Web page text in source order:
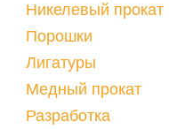
Никелевый прокат
Порошки
Лигатуры
Медный прокат
Разработка